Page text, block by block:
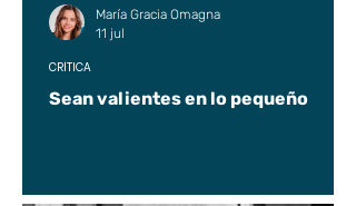
Sean valientes en lo pequeño
CRÍTICA
María Gracia Omagna
11 jul